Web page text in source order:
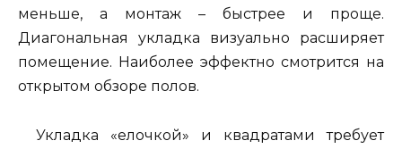
меньше, а монтаж – быстрее и проще.
Диагональная укладка визуально расширяет
помещение. Наиболее эффектно смотрится на
открытом обзоре полов.
Укладка «елочкой» и квадратами требует